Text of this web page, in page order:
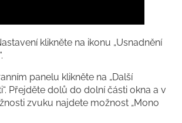
klikněte na ikonu „Usnadnění
panelu klikněte na „Další
Přejděte dolů do dolní části okna a v
zvuku najdete možnost „Mono